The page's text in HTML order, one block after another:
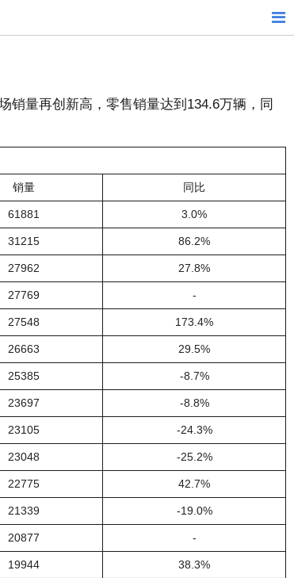
销量再创新高，零售销量达到134.6万辆，同
销量 同比
61881 3.0%
31215 86.2%
27962 27.8%
27769 -
27548 173.4%
26663 29.5%
25385 -8.7%
23697 -8.8%
23105 -24.3%
23048 -25.2%
22775 42.7%
21339 -19.0%
20877 -
19944 38.3%